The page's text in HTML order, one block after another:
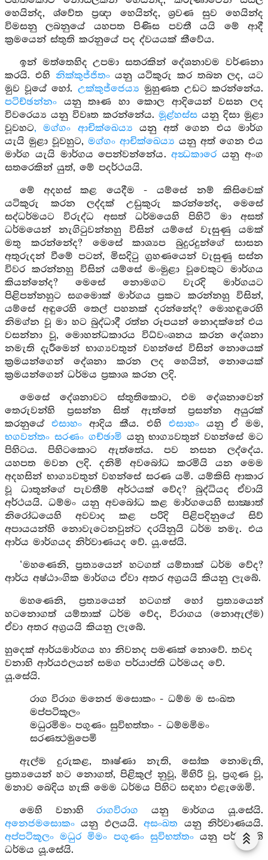
හෙයින්ද, ශ්වේත ප්‍රඥා හෙයින්ද, ශ්‍රවණ සුව හෙයින්ද
විමසනු ලබනුයේ යහපත පිණිස පවතී යයි මේ ආදී
ක්‍රමයෙන් ස්තුති කරනුයේ පද ද්වයයක් කීවේය.
ඉන් මත්තෙහිද උපමා සතරකින් දේශනාවම වර්ණනා
කරයි. එහි නික්කුජ්ජිතංයනු යටිකුරු කර තබන ලද, යට
මුව වූයේ හෝ. උක්කුජ්ජෙය්‍ය මුහුණත උඩට කරන්නේය.
පටිච්ඡන්නං යනු තෘණ හා කොල ආදියෙන් වසන ලද
විවරෙය්‍ය යනු විවෘත කරන්නේය. මූළ්හස්ස යනු දිසා මුළා
වූවහට, මග්ගං ආචික්ඛෙය්‍ය යනු අත් ගෙන එය මාර්ග
යැයි මුළා වූවහුට, මග්ගං ආචික්ඛෙය්‍ය යනු අත් ගෙන එය
මාර්ග යැයි මාර්ගය පෙන්වන්නේය.අන්‍ධකාරෙයනු අංග
සතරෙකින් යුත්, මේ පදර්ථයයි.
මේ අදහස් කළ යෙදීම - යම්සේ නම් කිසිවෙක්
යටිකුරු කරන ලද්දක් උඩුකුරු කරන්නේද, මෙසේ
සද්ධර්මයට විරුද්ධ අසත් ධර්මයෙහි පිහිටි මා අසත්
ධර්මයෙන් නැගිටුවන්නහු විසින් යම්සේ වැසුණු යමක්
මතු කරන්නේද? මෙසේ කාශ්‍යප බුදුරදුන්ගේ සාසන
අතුරුදන් වීමේ පටන්, මිසදිටු ග්‍රහණයෙන් වැසුණු සස්න
විවර කරන්නහු විසින් යම්සේ මංමුළා වූවෙකුට මාර්ගය
කියන්නේද? මෙසේ නොමගට වැරදි මාර්ගයට
පිළිපන්නහුට සගමොක් මාර්ගය ප්‍රකට කරන්නහු විසින්,
යම්සේ අඳුරෙහි තෙල් පහනක් දරන්නේද? මොහඳුරෙහි
නිමග්න වූ මා හට බුද්ධාදී රත්න රූපයන් නොදක්නේ එය
වසන්නා වූ, මොහන්ධකාරය විධ්වංශනය කරන දේශනා
නමැති දැරීමෙන් භාග්‍යවතුන් වහන්සේ විසින් නොයෙක්
ක්‍රමයන්ගෙන් දේශනා කරන ලද හෙයින්, නොයෙක්
ක්‍රමයන්ගෙන් ධර්මය ප්‍රකාශ කරන ලදි.
මෙසේ දේශනාවට ස්තුතිකොට, එම දේශනාවෙන්
තෙරුවන්හි ප්‍රසන්න සිත් ඇත්තේ ප්‍රසන්න අයුරක්
කරනුයේඑසාහං ආදිය කීය. එහි එසාහංයනු ඒ මම,
භගවන්තං සරණං ගච්ඡාමි යනු භාග්‍යවතුන් වහන්සේ මට
පිහිටය. පිහිටකොට ඇත්තේය. පව නසන ලද්දේය.
යහපත මවන ලදි. දනිමි අවබෝධ කරමියි යන මෙම
අදහසින් භාග්‍යවතුන් වහන්සේ සරණ යමි. යම්කිසි ආකාර
වූ ධාතූන්ගේ පැවතීම් අර්ථයක් වේද? බුද්ධියද ඒවායි
අර්ථයයි. ධම්මං යනු අවබෝධ කළ මාර්ගයෙහි සාක්‍ෂාත්
නිරෝධයෙහි අවවාද කළ පරිදි පිළිපදිනුයේ සිව්
අපායයන්හි නොවැටෙනවුන්ට දරයිනුයි ධර්ම නමැ. එය
ආර්ය මාර්ගයද නිර්වාණයද වේ. යූ.සේයි.
‘මහණෙනි, ප්‍රත්‍යයෙන් හටගත් යම්තාක් ධර්ම වේද?
ආර්ය අෂ්ඨාංගික මාර්ගය ඒවා අතර අග්‍රයයි කියනු ලැබේ.
මහණෙනි, ප්‍රත්‍යයෙන් හටගත් හෝ ප්‍රත්‍යයෙන්
හටනොගත් යම්තාක් ධර්ම වේද, විරාගය (නොඇල්ම)
ඒවා අතර අග්‍රයයි කියනු ලැබේ.
හුදෙක් ආර්යමාර්ගය හා නිවනද පමණක් නොවේ. තවද
වනාහි ආර්යඵලයන් සමග පර්යාප්ති ධර්මයද වේ.
යූ.සේයි.
රාග විරාග මනෙජ මසොකං - ධම්ම ම සංඛත
මප්පටිකූලං
මධුරමිමං පගුණං සුවිභත්තං - ධම්මමිමං
සරණත්‍ථමුපෙමි
ඇල්ම දුරුකළ, තෘෂ්ණා නැති, සෝක නොමැති,
ප්‍රත්‍යයෙන් හට නොගත්, පිළිකුල් නුවූ, මිහිරි වූ, ප්‍රගුණ වූ,
මනාව බෙදිය හැකි මෙම ධර්මය පිහිට සඳහා එළැඹෙමි.
මෙහි වනාහිරාගවිරාග යනු මාර්ගය යූ.සේයි.
අනෙජමසොකං යනු ඵලයයි.අසංඛත යනු නිර්වාණයයි.
අප්පටිකූලං මධුර මිමං පගුණං සුවිභත්තංයනු පර්යාප්ති
ධර්මය යූ.සේයි.